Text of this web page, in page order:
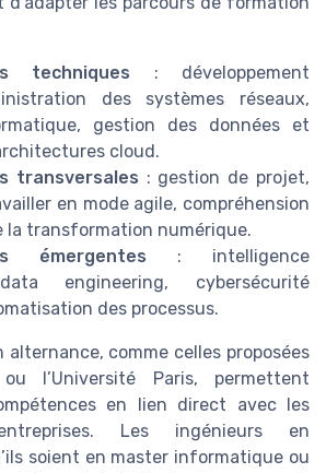
techniques : développement
des systèmes réseaux,
gestion des données et
cloud.
transversales : gestion de projet,
en mode agile, compréhension
la transformation numérique.
émergentes : intelligence
engineering, cybersécurité
des processus.
comme celles proposées
l’Université Paris, permettent
en lien direct avec les
Les ingénieurs en
soient en master informatique ou